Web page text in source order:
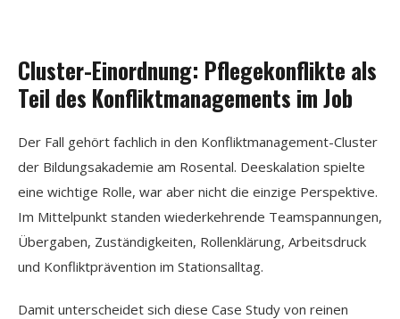
Cluster-Einordnung: Pflegekonflikte als
Teil des Konfliktmanagements im Job
Der Fall gehört fachlich in den Konfliktmanagement-Cluster
der Bildungsakademie am Rosental. Deeskalation spielte
eine wichtige Rolle, war aber nicht die einzige Perspektive.
Im Mittelpunkt standen wiederkehrende Teamspannungen,
Übergaben, Zuständigkeiten, Rollenklärung, Arbeitsdruck
und Konfliktprävention im Stationsalltag.
Damit unterscheidet sich diese Case Study von reinen